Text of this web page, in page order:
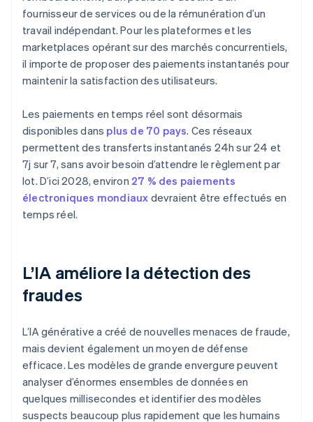
fournisseur de services ou de la rémunération d’un
travail indépendant. Pour les plateformes et les
marketplaces opérant sur des marchés concurrentiels,
il importe de proposer des paiements instantanés pour
maintenir la satisfaction des utilisateurs.
Les paiements en temps réel sont désormais
disponibles dans plus de 70 pays. Ces réseaux
permettent des transferts instantanés 24h sur 24 et
7j sur 7, sans avoir besoin d’attendre le règlement par
lot. D’ici 2028, environ 27 % des paiements
électroniques mondiaux devraient être effectués en
temps réel.
L’IA améliore la détection des
fraudes
L’IA générative a créé de nouvelles menaces de fraude,
mais devient également un moyen de défense
efficace. Les modèles de grande envergure peuvent
analyser d’énormes ensembles de données en
quelques millisecondes et identifier des modèles
suspects beaucoup plus rapidement que les humains